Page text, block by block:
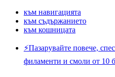
към навигацията
към съдържанието
към кошницата
⚡️Пазарувайте повече,
филаменти и смоли от 10